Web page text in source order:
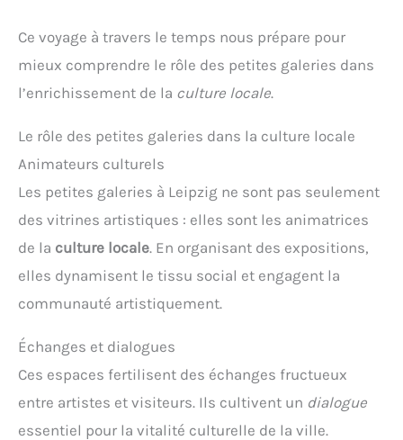
Ce voyage à travers le temps nous prépare pour
mieux comprendre le rôle des petites galeries dans
l’enrichissement de la culture locale.
Le rôle des petites galeries dans la culture locale
Animateurs culturels
Les petites galeries à Leipzig ne sont pas seulement
des vitrines artistiques : elles sont les animatrices
de la culture locale. En organisant des expositions,
elles dynamisent le tissu social et engagent la
communauté artistiquement.
Échanges et dialogues
Ces espaces fertilisent des échanges fructueux
entre artistes et visiteurs. Ils cultivent un dialogue
essentiel pour la vitalité culturelle de la ville.